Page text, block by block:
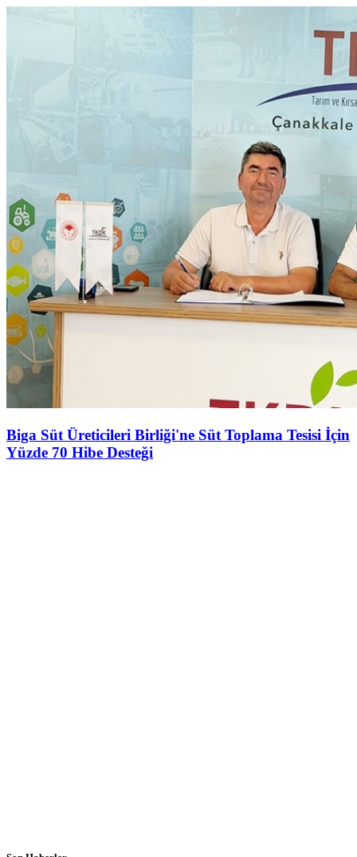
Biga Süt Üreticileri Birliği'ne Süt Toplama Tesisi İçin
Yüzde 70 Hibe Desteği